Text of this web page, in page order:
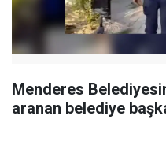
Menderes
aranan belediye